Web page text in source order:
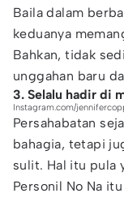
Baila dalam
keduanya
Bahkan, tidak
unggahan baru
3. Selalu hadir di
Instagram.com/
Persahabatan
bahagia, tetapi
sulit. Hal itu pula
Personil No Na